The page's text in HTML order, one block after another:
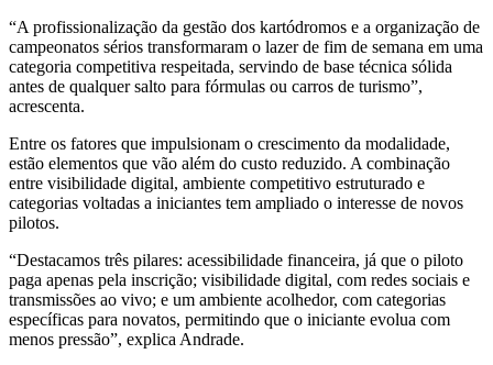
“A profissionalização da gestão dos kartódromos e a organização de
campeonatos sérios transformaram o lazer de fim de semana em uma
categoria competitiva respeitada, servindo de base técnica sólida
antes de qualquer salto para fórmulas ou carros de turismo”,
acrescenta.
Entre os fatores que impulsionam o crescimento da modalidade,
estão elementos que vão além do custo reduzido. A combinação
entre visibilidade digital, ambiente competitivo estruturado e
categorias voltadas a iniciantes tem ampliado o interesse de novos
pilotos.
“Destacamos três pilares: acessibilidade financeira, já que o piloto
paga apenas pela inscrição; visibilidade digital, com redes sociais e
transmissões ao vivo; e um ambiente acolhedor, com categorias
específicas para novatos, permitindo que o iniciante evolua com
menos pressão”, explica Andrade.